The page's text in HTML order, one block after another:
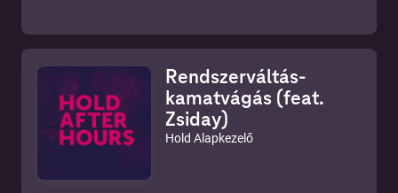
Rendszerváltás-
kamatvágás (feat.
Zsiday)
Hold Alapkezelő